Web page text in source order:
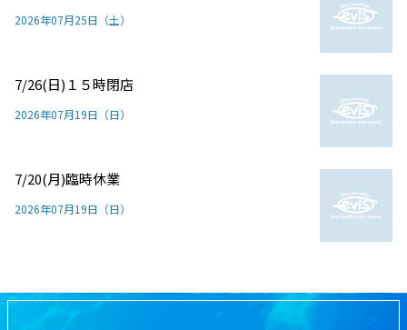
2026年07月25日（土）
7/26(日)１５時閉店
2026年07月19日（日）
7/20(月)臨時休業
2026年07月19日（日）